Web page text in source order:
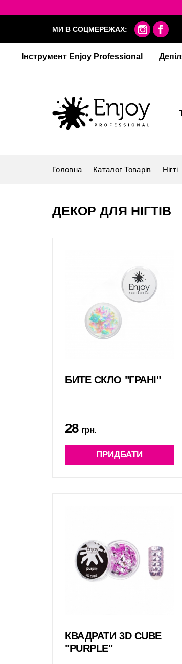
МИ В СОЦМЕРЕЖАХ:
Інструмент Enjoy Professional
Головна Каталог Товарів Нігті
ДЕКОР ДЛЯ НІГТІВ
БИТЕ СКЛО "ГРАНІ"
28грн.
ПРИДБАТИ
КВАДРАТИ 3D CUBE
"PURPLE"